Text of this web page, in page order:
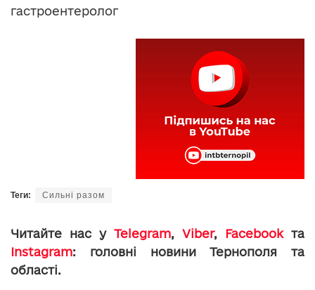
гастроентеролог
Теги: Сильні разом
Читайте нас у Telegram, Viber, Facebookта
Instagram: головні новини Тернополя та
області.